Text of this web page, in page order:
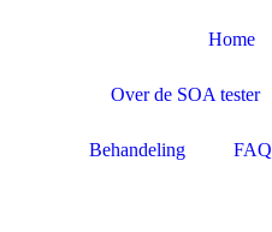
Home
Over de SOA tester
Behandeling FAQ